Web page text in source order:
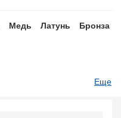
Медь Латунь Бронза
Еще